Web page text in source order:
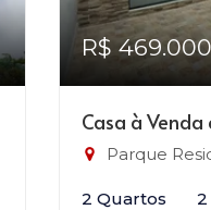
R$ 469.000
Casa à
Parque
2 Quartos 2